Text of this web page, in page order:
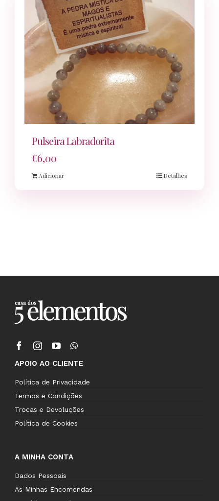
Pulseira Labradorita
€6,00
Adicionar Detalhes
APOIO AO CLIENTE
Política de Privacidade
Termos e Condições
Trocas e Devoluções
Política de Cookies
A MINHA CONTA
Dados Pessoais
As Minhas Encomendas